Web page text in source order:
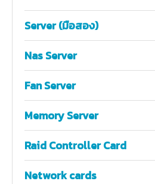
Server (มือสอง)
Nas Server
Fan Server
Memory Server
Raid Controller Card
Network cards